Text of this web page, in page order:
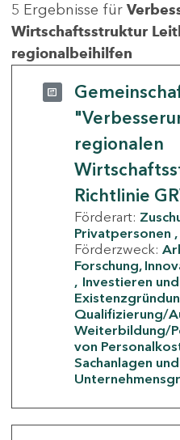
5 Ergebnisse für
Wirtschaftsstruktur
regionalbeihilfen
regionalen
Richtlinie
Förderart:
Privatpersonen
Förderzweck:
Forschung,
Investieren
Qualifizierung/
Weiterbildung/
von
Sachanlagen